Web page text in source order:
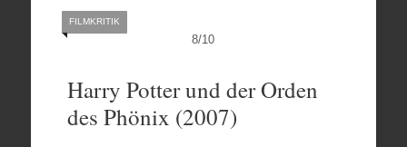
8/10
FILMKRITIK
Harry Potter und der Orden
des Phönix (2007)